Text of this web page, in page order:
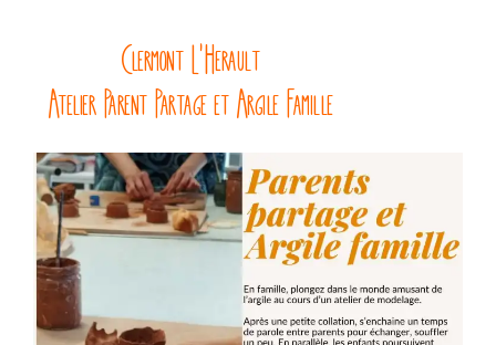
Clermont L'Herault
Atelier Parent Partage et Argile Famille